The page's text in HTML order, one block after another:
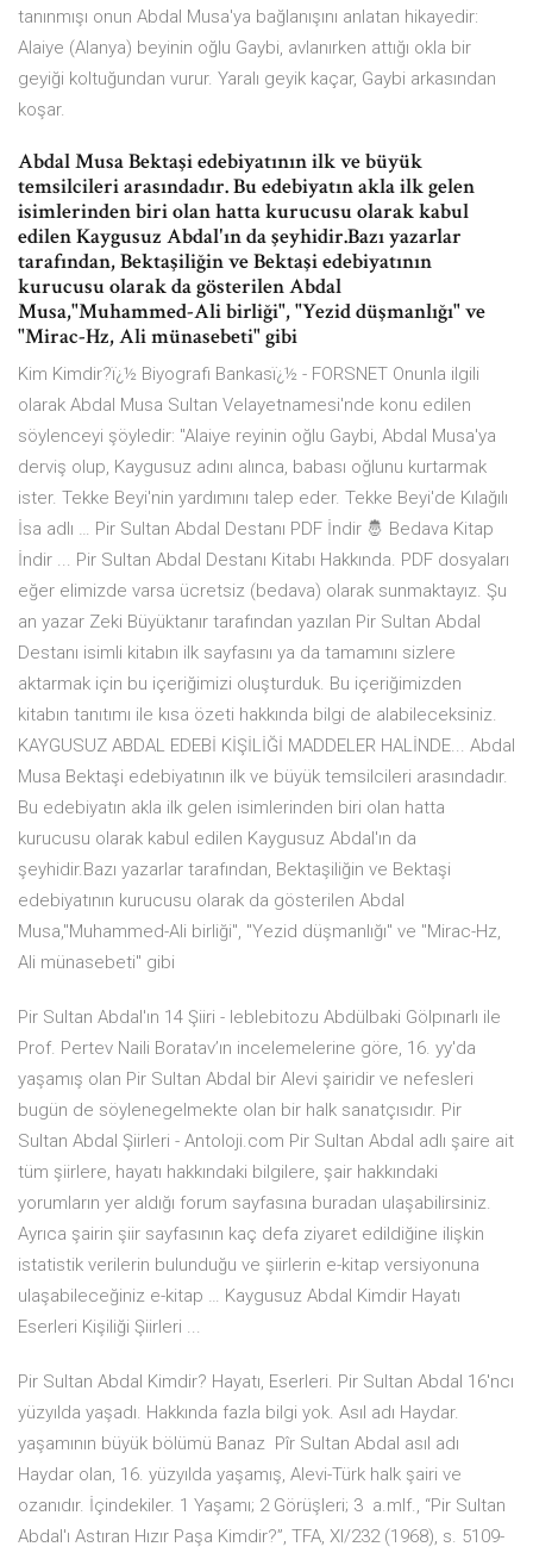
tanınmışı onun Abdal Musa'ya bağlanışını anlatan hikayedir:
Alaiye (Alanya) beyinin oğlu Gaybi, avlanırken attığı okla bir
geyiği koltuğundan vurur. Yaralı geyik kaçar, Gaybi arkasından
koşar.
Abdal Musa Bektaşi edebiyatının ilk ve büyük
temsilcileri arasındadır. Bu edebiyatın akla ilk gelen
isimlerinden biri olan hatta kurucusu olarak kabul
edilen Kaygusuz Abdal'ın da şeyhidir.Bazı yazarlar
tarafından, Bektaşiliğin ve Bektaşi edebiyatının
kurucusu olarak da gösterilen Abdal
Musa,"Muhammed-Ali birliği", "Yezid düşmanlığı" ve
"Mirac-Hz, Ali münasebeti" gibi
Kim Kimdir?ï¿½ Biyografi Bankasï¿½ - FORSNET Onunla ilgili
olarak Abdal Musa Sultan Velayetnamesi'nde konu edilen
söylenceyi şöyledir: ''Alaiye reyinin oğlu Gaybi, Abdal Musa'ya
derviş olup, Kaygusuz adını alınca, babası oğlunu kurtarmak
ister. Tekke Beyi'nin yardımını talep eder. Tekke Beyi'de Kılağılı
İsa adlı … Pir Sultan Abdal Destanı PDF İndir 🤴 Bedava Kitap
İndir ... Pir Sultan Abdal Destanı Kitabı Hakkında. PDF dosyaları
eğer elimizde varsa ücretsiz (bedava) olarak sunmaktayız. Şu
an yazar Zeki Büyüktanır tarafından yazılan Pir Sultan Abdal
Destanı isimli kitabın ilk sayfasını ya da tamamını sizlere
aktarmak için bu içeriğimizi oluşturduk. Bu içeriğimizden
kitabın tanıtımı ile kısa özeti hakkında bilgi de alabileceksiniz.
KAYGUSUZ ABDAL EDEBİ KİŞİLİĞİ MADDELER HALİNDE... Abdal
Musa Bektaşi edebiyatının ilk ve büyük temsilcileri arasındadır.
Bu edebiyatın akla ilk gelen isimlerinden biri olan hatta
kurucusu olarak kabul edilen Kaygusuz Abdal'ın da
şeyhidir.Bazı yazarlar tarafından, Bektaşiliğin ve Bektaşi
edebiyatının kurucusu olarak da gösterilen Abdal
Musa,"Muhammed-Ali birliği", "Yezid düşmanlığı" ve "Mirac-Hz,
Ali münasebeti" gibi
Pir Sultan Abdal'ın 14 Şiiri - leblebitozu Abdülbaki Gölpınarlı ile
Prof. Pertev Naili Boratav’ın incelemelerine göre, 16. yy'da
yaşamış olan Pir Sultan Abdal bir Alevi şairidir ve nefesleri
bugün de söylenegelmekte olan bir halk sanatçısıdır. Pir
Sultan Abdal Şiirleri - Antoloji.com Pir Sultan Abdal adlı şaire ait
tüm şiirlere, hayatı hakkındaki bilgilere, şair hakkındaki
yorumların yer aldığı forum sayfasına buradan ulaşabilirsiniz.
Ayrıca şairin şiir sayfasının kaç defa ziyaret edildiğine ilişkin
istatistik verilerin bulunduğu ve şiirlerin e-kitap versiyonuna
ulaşabileceğiniz e-kitap … Kaygusuz Abdal Kimdir Hayatı
Eserleri Kişiliği Şiirleri ...
Pir Sultan Abdal Kimdir? Hayatı, Eserleri. Pir Sultan Abdal 16'ncı
yüzyılda yaşadı. Hakkında fazla bilgi yok. Asıl adı Haydar.
yaşamının büyük bölümü Banaz Pîr Sultan Abdal asıl adı
Haydar olan, 16. yüzyılda yaşamış, Alevi-Türk halk şairi ve
ozanıdır. İçindekiler. 1 Yaşamı; 2 Görüşleri; 3 a.mlf., “Pir Sultan
Abdal'ı Astıran Hızır Paşa Kimdir?”, TFA, XI/232 (1968), s. 5109-